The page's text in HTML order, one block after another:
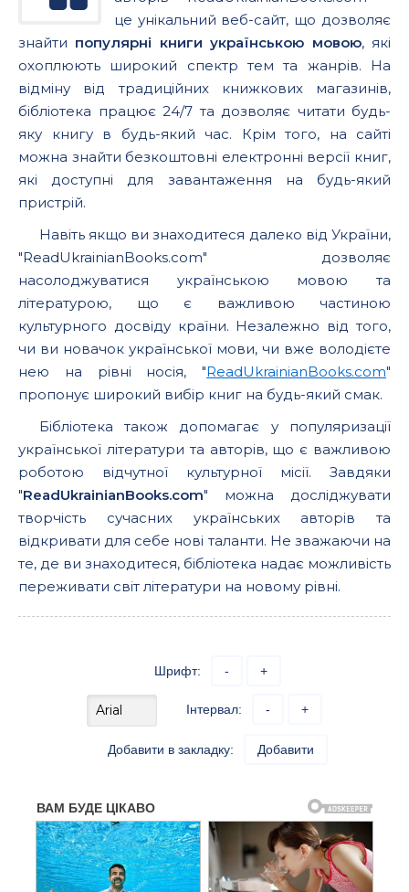
це унікальний веб-сайт, що дозволяє
знайти популярні книги українською мовою, які
охоплюють широкий спектр тем та жанрів. На
відміну від традиційних книжкових магазинів,
бібліотека працює 24/7 та дозволяє читати будь-
яку книгу в будь-який час. Крім того, на сайті
можна знайти безкоштовні електронні версії книг,
які доступні для завантаження на будь-який
пристрій.
Навіть якщо ви знаходитеся далеко від України,
"ReadUkrainianBooks.com" дозволяє
насолоджуватися українською мовою та
літературою, що є важливою частиною
культурного досвіду країни. Незалежно від того,
чи ви новачок української мови, чи вже володієте
нею на рівні носія, "ReadUkrainianBooks.com"
пропонує широкий вибір книг на будь-який смак.
Бібліотека також допомагає у популяризації
української літератури та авторів, що є важливою
роботою відчутної культурної місії. Завдяки
"ReadUkrainianBooks.com" можна досліджувати
творчість сучасних українських авторів та
відкривати для себе нові таланти. Не зважаючи на
те, де ви знаходитеся, бібліотека надає можливість
переживати світ літератури на новому рівні.
Шрифт: - +
Інтервал: - +
Добавити в закладку: Добавити